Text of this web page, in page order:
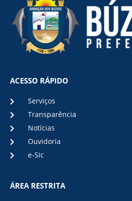
ACESSO RÁPIDO
Serviços
Transparência
Notícias
Ouvidoria
e-Sic
ÁREA RESTRITA